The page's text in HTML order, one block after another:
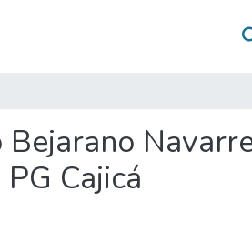
Cajicá